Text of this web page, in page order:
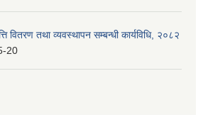
वितरण तथा व्यवस्थापन सम्बन्धी कार्यविधि, २०८२
20